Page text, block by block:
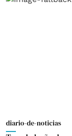
diario-de-noticias